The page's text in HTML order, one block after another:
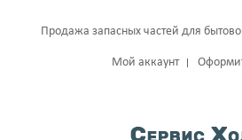
Продажа запасных частей для
Мой аккаунт